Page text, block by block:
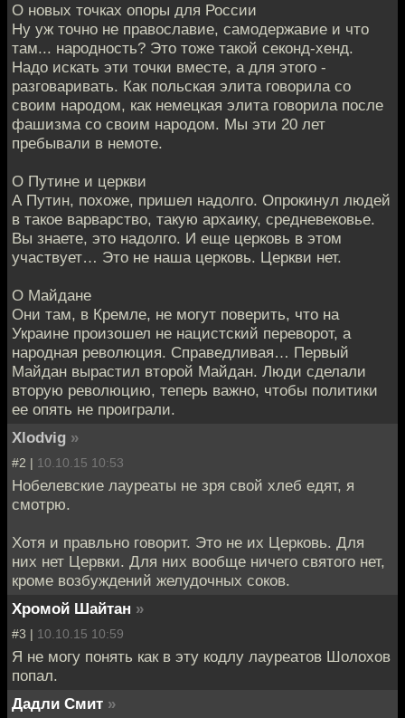
О новых точках опоры для России
Ну уж точно не православие, самодержавие и что
там... народность? Это тоже такой секонд-хенд.
Надо искать эти точки вместе, а для этого -
разговаривать. Как польская элита говорила со
своим народом, как немецкая элита говорила после
фашизма со своим народом. Мы эти 20 лет
пребывали в немоте.
О Путине и церкви
А Путин, похоже, пришел надолго. Опрокинул людей
в такое варварство, такую архаику, средневековье.
Вы знаете, это надолго. И еще церковь в этом
участвует… Это не наша церковь. Церкви нет.
О Майдане
Они там, в Кремле, не могут поверить, что на
Украине произошел не нацистский переворот, а
народная революция. Справедливая… Первый
Майдан вырастил второй Майдан. Люди сделали
вторую революцию, теперь важно, чтобы политики
ее опять не проиграли.
Xlodvig »
#2 | 10.10.15 10:53
Нобелевские лауреаты не зря свой хлеб едят, я
смотрю.
Хотя и правльно говорит. Это не их Церковь. Для
них нет Цервки. Для них вообще ничего святого нет,
кроме возбуждений желудочных соков.
Хромой Шайтан »
#3 | 10.10.15 10:59
Я не могу понять как в эту кодлу лауреатов Шолохов
попал.
Дадли Смит »